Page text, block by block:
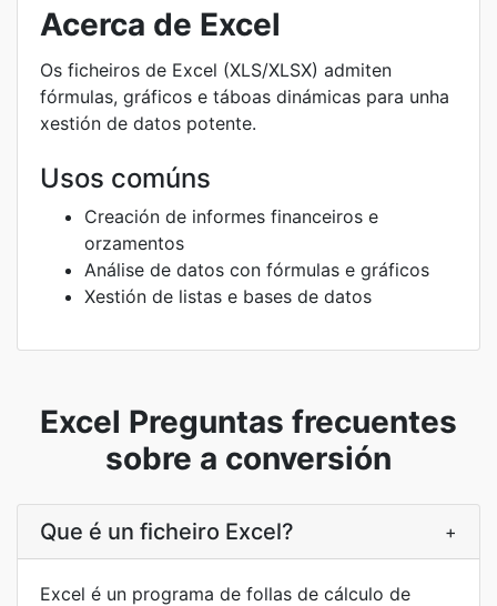
Acerca de Excel
Os ficheiros de Excel (XLS/XLSX) admiten
fórmulas, gráficos e táboas dinámicas para unha
xestión de datos potente.
Usos comúns
Creación de informes financeiros e
orzamentos
Análise de datos con fórmulas e gráficos
Xestión de listas e bases de datos
Excel Preguntas frecuentes
sobre a conversión
Que é un ficheiro Excel? +
Excel é un programa de follas de cálculo de